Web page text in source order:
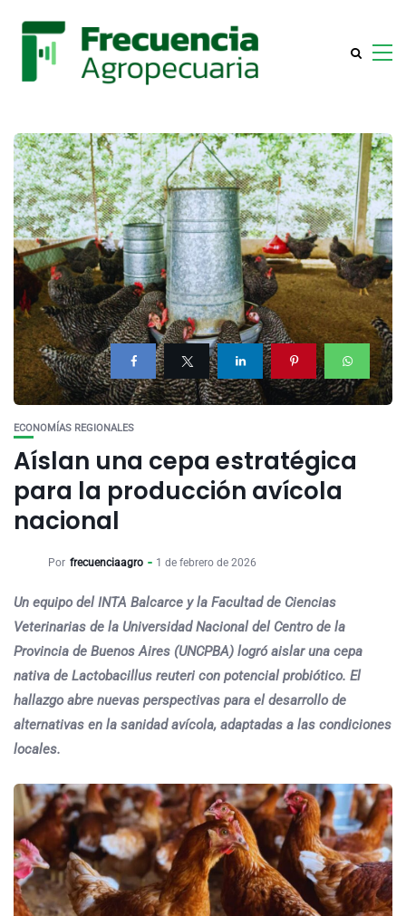
ECONOMÍAS REGIONALES
Aíslan una cepa estratégica
para la producción avícola
nacional
Por frecuenciaagro 1 de febrero de 2026
Un equipo del INTA Balcarce y la Facultad de Ciencias
Veterinarias de la Universidad Nacional del Centro de la
Provincia de Buenos Aires (UNCPBA) logró aislar una cepa
nativa de Lactobacillus reuteri con potencial probiótico. El
hallazgo abre nuevas perspectivas para el desarrollo de
alternativas en la sanidad avícola, adaptadas a las condiciones
locales.